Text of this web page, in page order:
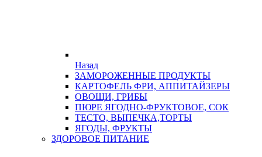
Назад
ЗАМОРОЖЕННЫЕ ПРОДУКТЫ
КАРТОФЕЛЬ ФРИ, АППИТАЙЗЕРЫ
ОВОЩИ, ГРИБЫ
ПЮРЕ ЯГОДНО-ФРУКТОВОЕ, СОК
ТЕСТО, ВЫПЕЧКА,ТОРТЫ
ЯГОДЫ, ФРУКТЫ
ЗДОРОВОЕ ПИТАНИЕ